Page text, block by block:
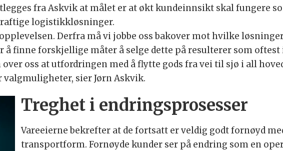
fra Askvik at målet er at økt kundeinnsikt skal fungere
logistikkløsninger.
Derfra må vi jobbe oss bakover mot hvilke
å finne forskjellige måter å selge dette på resulterer som
oss at utfordringen med å flytte gods fra vei til sjø i all
sier Jørn Askvik.
Treghet i endringsprosesser
Vareeierne bekrefter at de fortsatt er veldig godt fornøyd
transportform. Fornøyde kunder ser på endring som en